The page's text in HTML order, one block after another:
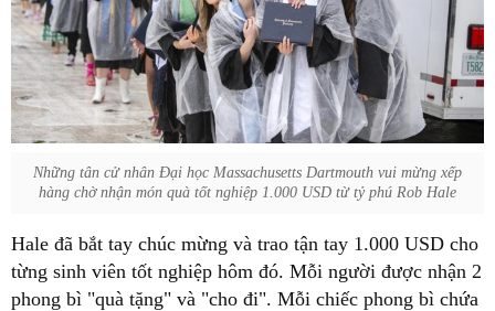
Những tân cử nhân Đại học Massachusetts Dartmouth vui mừng xếp
hàng chờ nhận món quà tốt nghiệp 1.000 USD từ tỷ phú Rob Hale
Hale đã bắt tay chúc mừng và trao tận tay 1.000 USD cho
từng sinh viên tốt nghiệp hôm đó. Mỗi người được nhận 2
phong bì "quà tặng" và "cho đi". Mỗi chiếc phong bì chứa